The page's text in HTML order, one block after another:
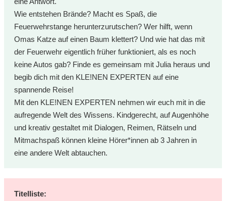
Wie entstehen Brände? Macht es Spaß, die
Feuerwehrstange herunterzurutschen? Wer hilft, wenn
Omas Katze auf einen Baum klettert? Und wie hat das mit
der Feuerwehr eigentlich früher funktioniert, als es noch
keine Autos gab? Finde es gemeinsam mit Julia heraus und
begib dich mit den KLE!NEN EXPERTEN auf eine
spannende Reise!
Mit den KLE!NEN EXPERTEN nehmen wir euch mit in die
aufregende Welt des Wissens. Kindgerecht, auf Augenhöhe
und kreativ gestaltet mit Dialogen, Reimen, Rätseln und
Mitmachspaß können kleine Hörer*innen ab 3 Jahren in
eine andere Welt abtauchen.
Titelliste: